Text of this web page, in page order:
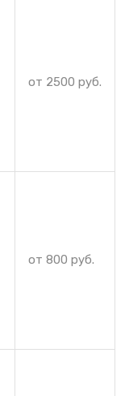
от 2500 руб.
от 800 руб.